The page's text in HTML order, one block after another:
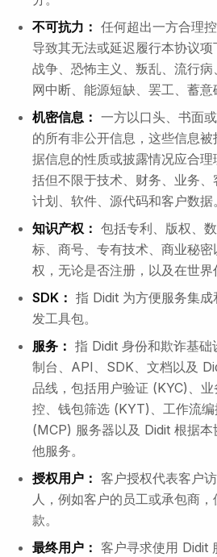
不可抗力： 任何超出一方合理
导致其无法或延迟履行本协议项
战争、恐怖主义、叛乱、流行
网中断、能源短缺、罢工、蓄意
机密信息： 一方以口头、书面
的所有非公开信息，这些信息
据信息的性质或披露情况应合
括但不限于技术、财务、业务
计划、软件、源代码和客户数据。
知识产权： 包括专利、版权、
标、商号、专有技术、商业秘
权，无论是否注册，以及在世界
SDK： 指 Didit 为方便服务集
发工具包。
服务： 指 Didit 身份和欺诈基
制台、API、SDK、文档以及
品线，包括用户验证 (KYC)、
控、钱包筛选 (KYT)、工作流
(MCP) 服务器以及 Didit 根据
他服务。
授权用户： 客户授权代表客户
人，例如客户的员工或承包商
款。
最终用户： 客户寻求使用 Didit